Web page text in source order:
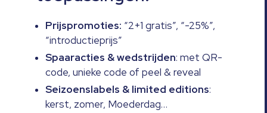
Prijspromoties: “2+1 gratis”, “-25%”,
“introductieprijs”
Spaaracties &wedstrijden: met QR-
code, unieke code of peel & reveal
Seizoenslabels & limited editions:
kerst, zomer, Moederdag…